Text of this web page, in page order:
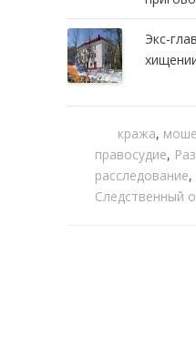
Экс-
кража,
правосудие,
расследование,
Следственный